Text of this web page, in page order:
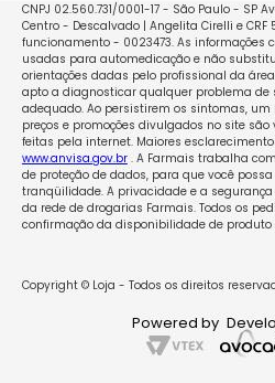
CNPJ 02.560.731/0001-17 - São Paulo - SP
Centro - Descalvado | Angelita Cirelli e CRF
funcionamento - 0023473. As informações
usadas para automedicação e não
orientações dadas pelo profissional da
apto a diagnosticar qualquer problema de
adequado. Ao persistirem os sintomas, um
preços e promoções divulgados no site
feitas pela internet. Maiores
www.anvisa.gov.br. A Farmais trabalha
de proteção de dados, para que você
tranqüilidade. A privacidade e a
da rede de drogarias Farmais. Todos os
confirmação da disponibilidade de produto
Copyright © Loja - Todos os direitos
Powered by